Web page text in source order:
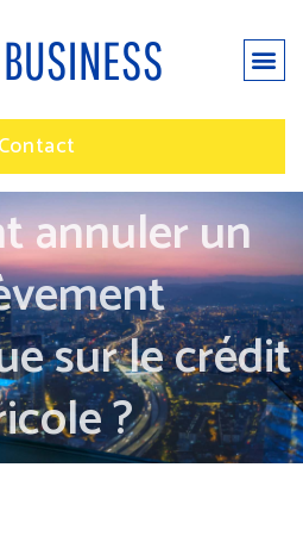
Contact
annuler un
sur le crédit
?